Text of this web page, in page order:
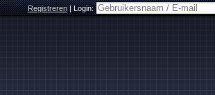
Registreren|Login: